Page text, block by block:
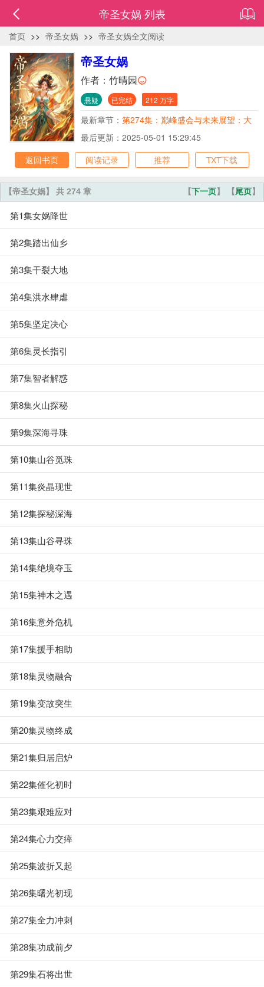
帝圣女娲 列表
首页 >> 帝圣女娲 >> 帝圣女娲全文阅读
帝圣女娲
作者： 竹晴园
悬疑 已完结 212 万字
最新章节： 第274集：巅峰盛会与未来展望：大
结局
最后更新：2025-05-01 15:29:45
返回书页
阅读记录 推荐 TXT下载
【下一页】 【尾页】
【帝圣女娲】 共 274 章
第1集女娲降世
第2集踏出仙乡
第3集干裂大地
第4集洪水肆虐
第5集坚定决心
第6集灵长指引
第7集智者解惑
第8集火山探秘
第9集深海寻珠
第10集山谷觅珠
第11集炎晶现世
第12集探秘深海
第13集山谷寻珠
第14集绝境夺玉
第15集神木之遇
第16集意外危机
第17集援手相助
第18集灵物融合
第19集变故突生
第20集灵物终成
第21集归居启炉
第22集催化初时
第23集艰难应对
第24集心力交瘁
第25集波折又起
第26集曙光初现
第27集全力冲刺
第28集功成前夕
第29集石将出世